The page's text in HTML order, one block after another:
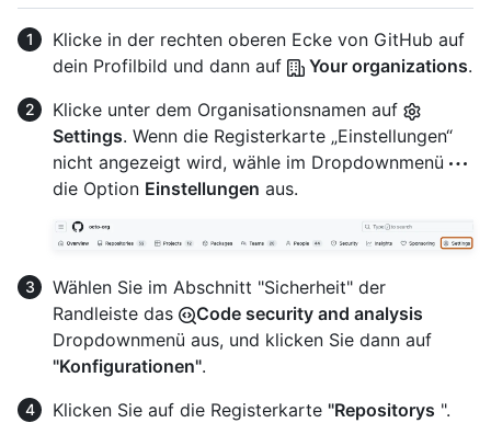
Klicke in der rechten oberen Ecke von GitHub auf
dein Profilbild und dann auf
Your organizations.
Klicke unter dem Organisationsnamen auf
Settings. Wenn die Registerkarte „Einstellungen“
nicht angezeigt wird, wähle im Dropdownmenü
die Option Einstellungen aus.
Wählen Sie im Abschnitt "Sicherheit" der
Randleiste das
Code security and analysis
Dropdownmenü aus, und klicken Sie dann auf
"Konfigurationen".
Klicken Sie auf die Registerkarte "Repositorys ".